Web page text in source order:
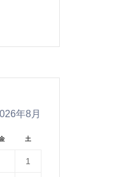
年8月
土
1